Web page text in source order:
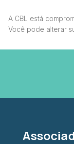
A CBL está
Você pode alterar